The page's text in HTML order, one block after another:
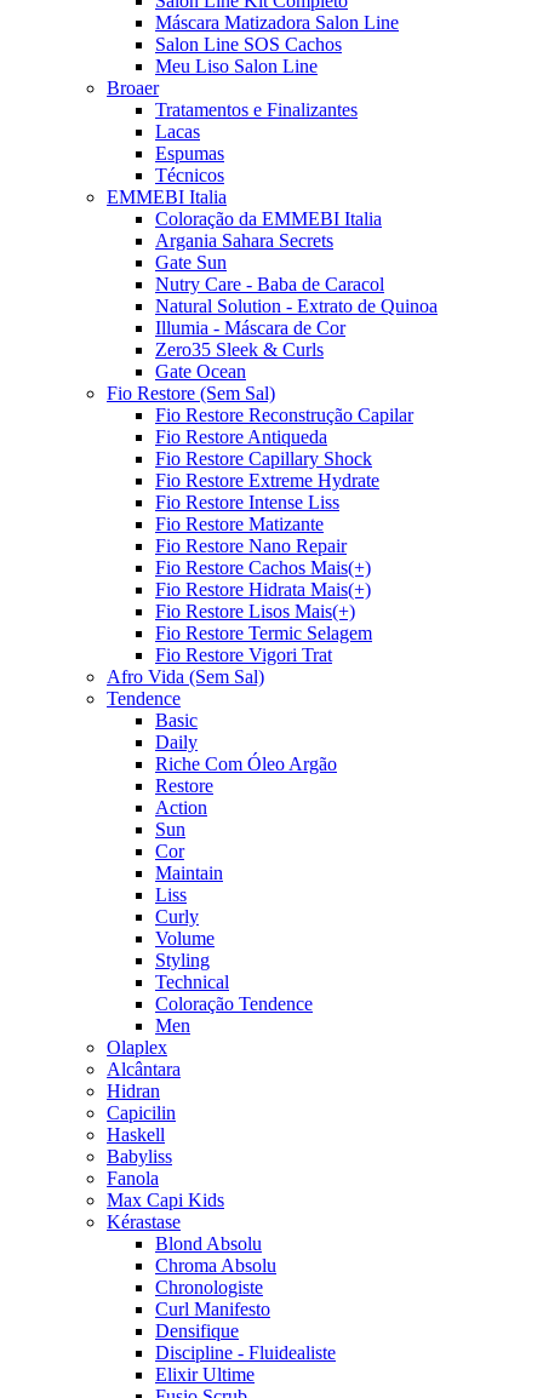
Máscara Matizadora Salon Line
Salon Line SOS Cachos
Meu Liso Salon Line
Broaer
Tratamentos e Finalizantes
Lacas
Espumas
Técnicos
EMMEBI Italia
Coloração da EMMEBI Italia
Argania Sahara Secrets
Gate Sun
Nutry Care - Baba de Caracol
Natural Solution - Extrato de Quinoa
Illumia - Máscara de Cor
Zero35 Sleek & Curls
Gate Ocean
Fio Restore (Sem Sal)
Fio Restore Reconstrução Capilar
Fio Restore Antiqueda
Fio Restore Capillary Shock
Fio Restore Extreme Hydrate
Fio Restore Intense Liss
Fio Restore Matizante
Fio Restore Nano Repair
Fio Restore Cachos Mais(+)
Fio Restore Hidrata Mais(+)
Fio Restore Lisos Mais(+)
Fio Restore Termic Selagem
Fio Restore Vigori Trat
Afro Vida (Sem Sal)
Tendence
Basic
Daily
Riche Com Óleo Argão
Restore
Action
Sun
Cor
Maintain
Liss
Curly
Volume
Styling
Technical
Coloração Tendence
Men
Olaplex
Alcântara
Hidran
Capicilin
Haskell
Babyliss
Fanola
Max Capi Kids
Kérastase
Blond Absolu
Chroma Absolu
Chronologiste
Curl Manifesto
Densifique
Discipline - Fluidealiste
Elixir Ultime